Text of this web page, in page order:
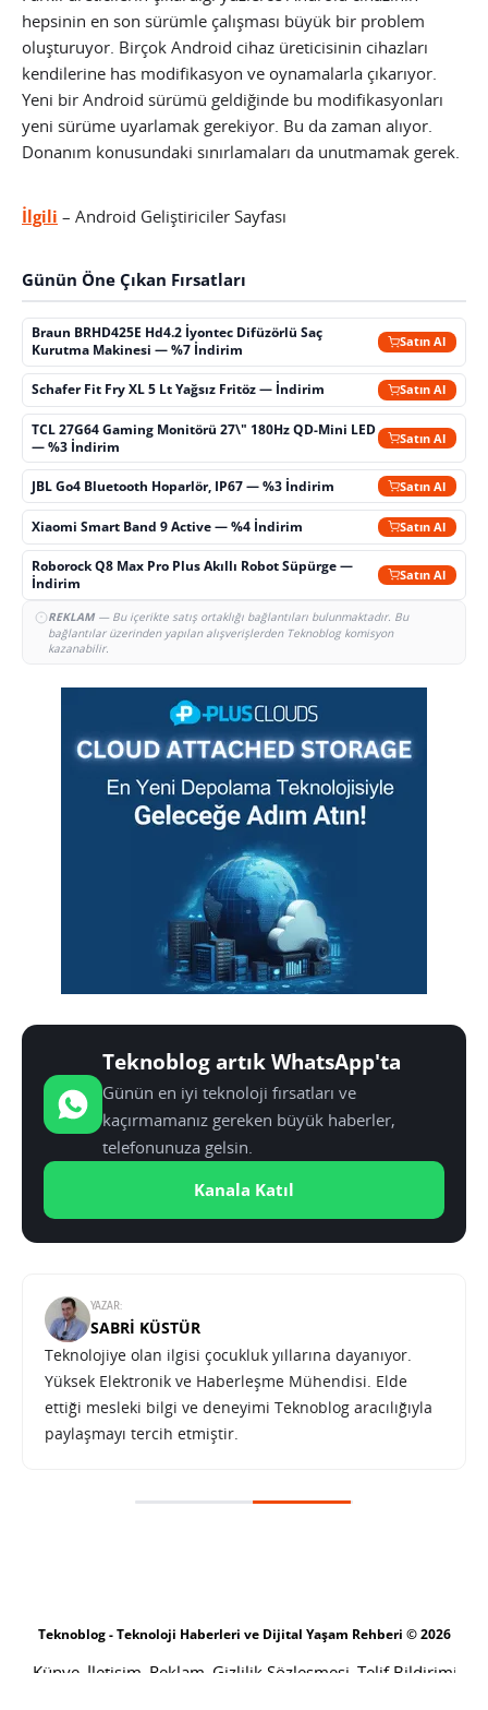
hepsinin en son sürümle çalışması büyük bir problem
oluşturuyor. Birçok Android cihaz üreticisinin cihazları
kendilerine has modifikasyon ve oynamalarla çıkarıyor.
Yeni bir Android sürümü geldiğinde bu modifikasyonları
yeni sürüme uyarlamak gerekiyor. Bu da zaman alıyor.
Donanım konusundaki sınırlamaları da unutmamak gerek.
İlgili – Android Geliştiriciler Sayfası
Günün Öne Çıkan Fırsatları
Braun BRHD425E Hd4.2 İyontec Difüzörlü Saç
Kurutma Makinesi — %7 İndirim
Satın Al
Schafer Fit Fry XL 5 Lt Yağsız Fritöz — İndirim Satın Al
TCL 27G64 Gaming Monitörü 27\" 180Hz QD-Mini LED
— %3 İndirim
Satın Al
JBL Go4 Bluetooth Hoparlör, IP67 — %3 İndirim Satın Al
Xiaomi Smart Band 9 Active — %4 İndirim Satın Al
Roborock Q8 Max Pro Plus Akıllı Robot Süpürge —
İndirim
Satın Al
REKLAM— Bu içerikte satış ortaklığı bağlantıları bulunmaktadır. Bu
bağlantılar üzerinden yapılan alışverişlerden Teknoblog komisyon
kazanabilir.
Teknoblog artık WhatsApp'ta
Günün en iyi teknoloji fırsatları ve
kaçırmamanız gereken büyük haberler,
telefonunuza gelsin.
Kanala Katıl
YAZAR:
SABRI KÜSTÜR
Teknolojiye olan ilgisi çocukluk yıllarına dayanıyor.
Yüksek Elektronik ve Haberleşme Mühendisi. Elde
ettiği mesleki bilgi ve deneyimi Teknoblog aracılığıyla
paylaşmayı tercih etmiştir.
PlayBook’ların RIM’e mâliyeti 485
milyon dolar